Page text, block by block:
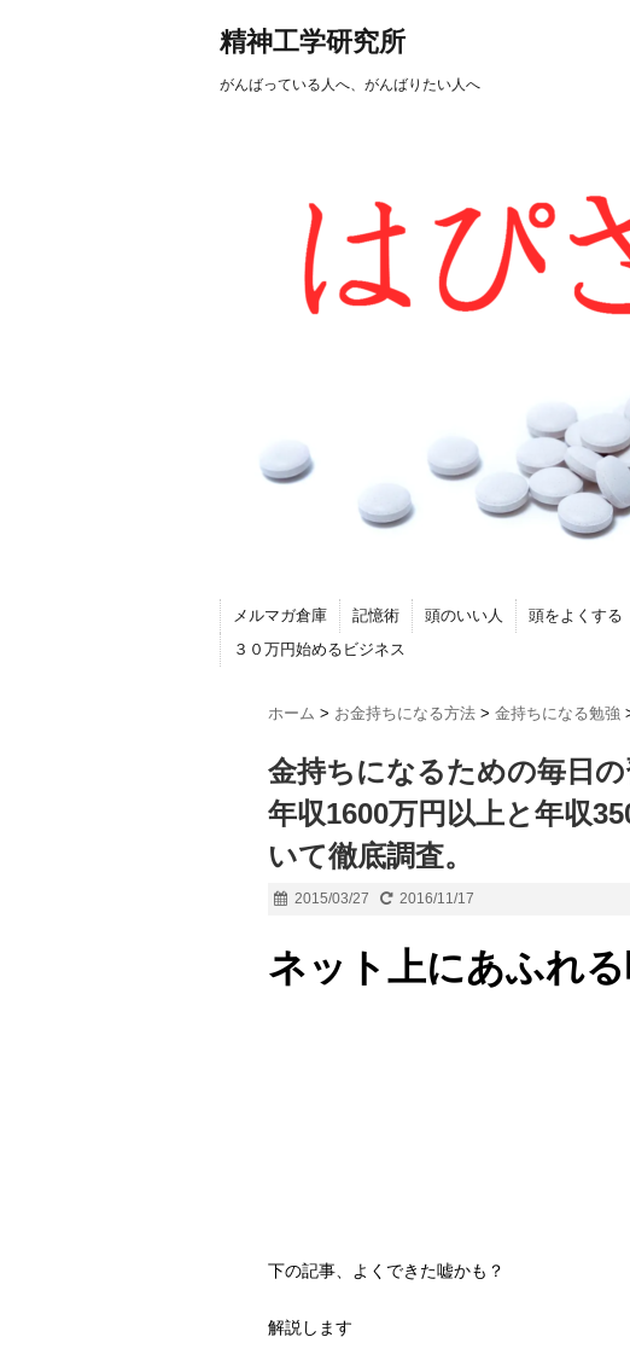
精神工学研究所
がんばっている人へ、がんばりたい人へ
メルマガ倉庫 記憶術 頭のいい人 頭をよくする
３０万円始めるビジネス
ホーム > お金持ちになる方法 > 金持ちになる勉強
金持ちになるための毎日の
年収1600万円以上と年収
いて徹底調査。
2015/03/27 2016/11/17
ネット上にあふれ
下の記事、よくできた嘘かも？
解説します